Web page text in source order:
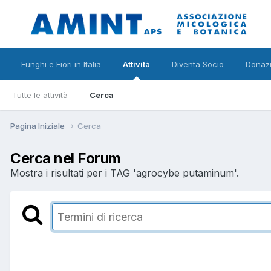
Funghi e Fiori in Italia Attività
Tutte le attività Cerca
Diventa Socio
Pagina Iniziale Cerca
Cerca nel Forum
Mostra i risultati per i TAG 'agrocybe putaminum'.